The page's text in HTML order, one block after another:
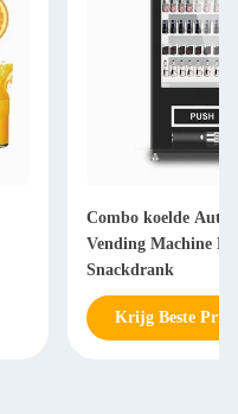
Combo koelde
Vending Machine
Snackdrank
Krijg Beste Prijs